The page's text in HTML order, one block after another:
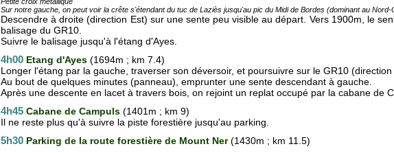
Sur notre gauche, on peut voir la crête s'étendant du tuc de Laziès jusqu'au pic du Midi de Bordes (dominant au Nord-
Descendre à droite (direction Est) sur une sente peu visible au départ. Vers 1900m, le
balisage du GR10.
Suivre le balisage jusqu'à l'étang d'Ayes.
4h00 Etang d'Ayes (1694m ; km 7.4)
Longer l'étang par la gauche, traverser son déversoir, et poursuivre sur le GR10 (direction
Au bout de quelques minutes (panneau), emprunter une sente descendant à gauche.
Après une descente en lacet à travers bois, on rejoint un replat occupé par la cabane de
4h45 Cabane de Campuls (1401m ; km 9)
Il ne reste plus qu'à suivre la piste forestière jusqu'au parking.
5h30 Parking de la route forestière de Mount Ner(1430m ; km 11.5)